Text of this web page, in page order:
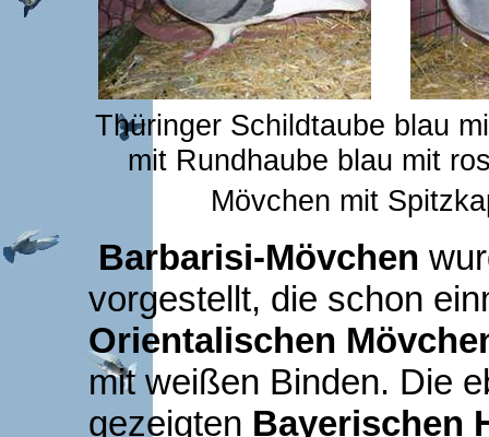
Thüringer Schildtaube blau
mit Rundhaube blau mit
Mövchen mit
Barbarisi-Mövchen
vorgestellt, die schon
Orientalischen
mit weißen Binden. Die
gezeigten Bayerischen